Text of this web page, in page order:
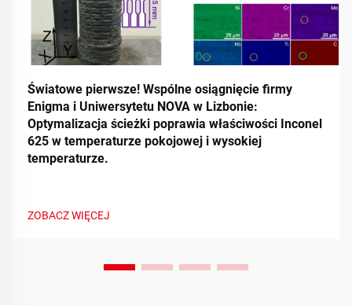
Światowe pierwsze! Wspólne osiągnięcie firmy
Enigma i Uniwersytetu NOVA w Lizbonie:
Optymalizacja ścieżki poprawia właściwości Inconel
625 w temperaturze pokojowej i wysokiej
temperaturze.
ZOBACZ WIĘCEJ